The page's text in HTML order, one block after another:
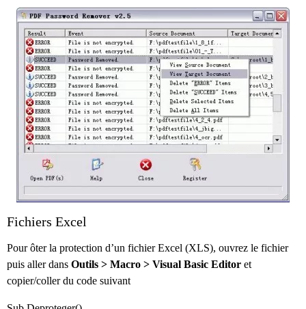
Fichiers Excel
Pour ôter la protection d’un fichier Excel (XLS), ouvrez le fichier
puis aller dans Outils > Macro > Visual Basic Editor et
copier/coller du code suivant